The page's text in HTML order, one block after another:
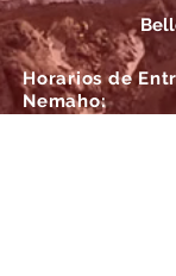
Horarios de
Nemaho: